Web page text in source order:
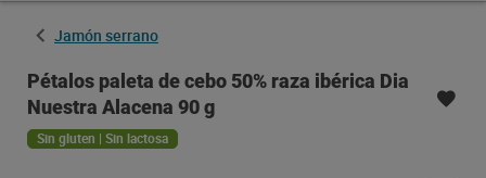
Jamón serrano
Pétalos paleta de cebo 50% raza ibérica Dia
Nuestra Alacena 90 g
Sin gluten | Sin lactosa